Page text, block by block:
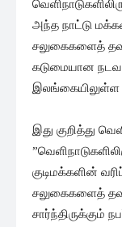
அந்த நாட்டு
சலுகைகளைத்
கடுமையான
இலங்கையிலுள்ள
இது குறித்து
குடிமக்களின்
சலுகைகளைத்
சார்ந்திருக்கும்